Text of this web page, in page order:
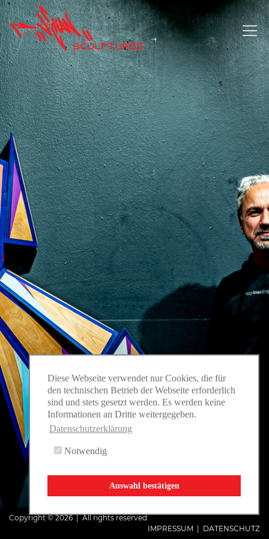
Diese Webseite verwendet nur Cookies, die für
den technischen Betrieb der Webseite erforderlich
sind und stets gesetzt werden. Es werden keine
Informationen an Dritte weitergegeben.
Datenschutzerklärung
Notwendig
Auswahl bestätigen
Copyright © 2026 | All rights reserved
IMPRESSUM
DATENSCHUTZ